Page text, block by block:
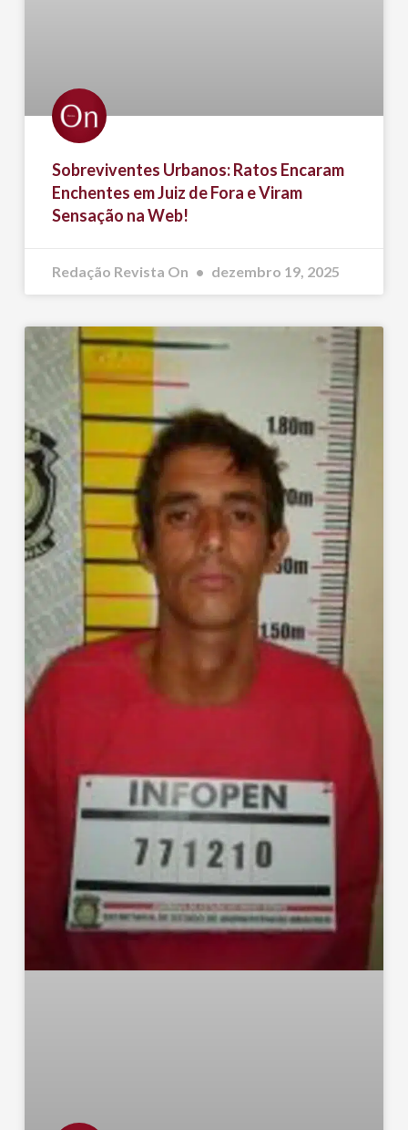
Sobreviventes Urbanos: Ratos Encaram
Enchentes em Juiz de Fora e Viram
Sensação na Web!
Redação Revista On dezembro 19, 2025